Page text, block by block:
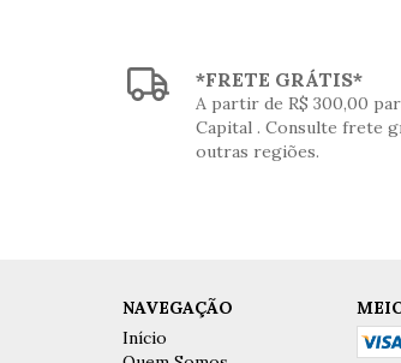
*FRETE GRÁTIS*
A partir de R$ 300,00
Capital . Consulte frete
outras regiões.
NAVEGAÇÃO
Início